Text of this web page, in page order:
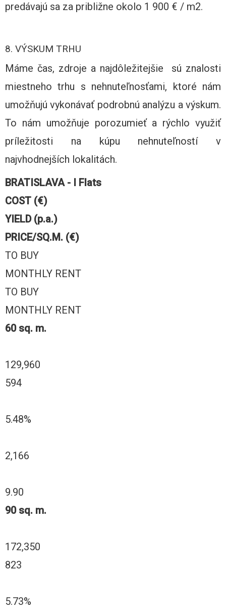
predávajú sa za približne okolo 1 900 € / m2.
8. VÝSKUM TRHU
Máme čas, zdroje a najdôležitejšie sú znalosti
miestneho trhu s nehnuteľnosťami, ktoré nám
umožňujú vykonávať podrobnú analýzu a výskum.
To nám umožňuje porozumieť a rýchlo využiť
príležitosti na kúpu nehnuteľností v
najvhodnejších lokalitách.
BRATISLAVA - I Flats
COST (€)
YIELD (p.a.)
PRICE/SQ.M. (€)
TO BUY
MONTHLY RENT
TO BUY
MONTHLY RENT
60 sq. m.
129,960
594
5.48%
2,166
9.90
90 sq. m.
172,350
823
5.73%